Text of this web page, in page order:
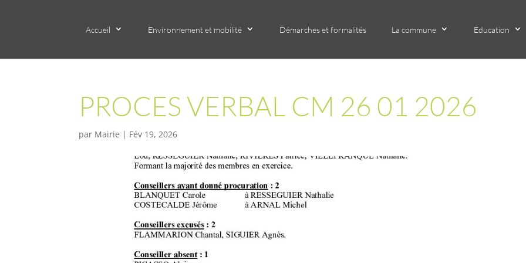
Accueil Environnement et mobilité Démarches et formalités La commune Education
PROCES VERBAL CM 26 01 2026
par Mairie | Fév 19, 2026